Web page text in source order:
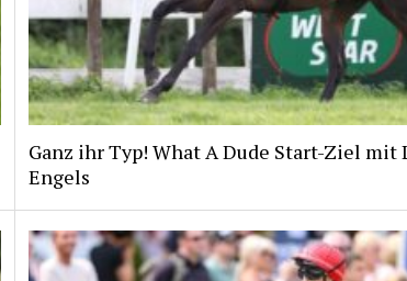
Ganz ihr Typ! What A Dude Start-Ziel
Engels